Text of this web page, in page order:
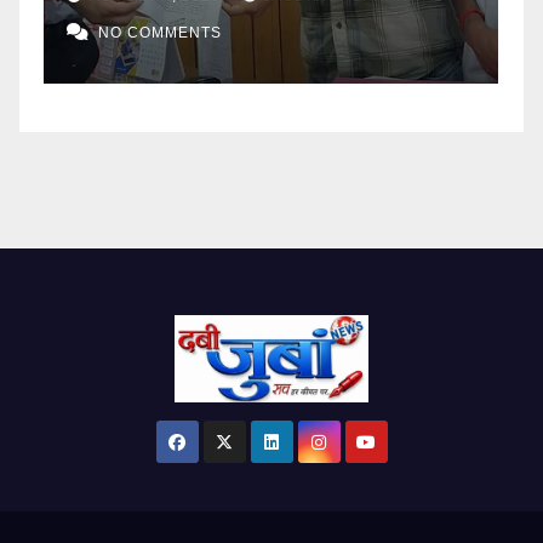
NO COMMENTS